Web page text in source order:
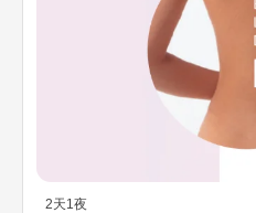
2天1夜